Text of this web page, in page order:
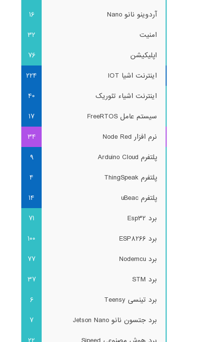
آردوینو نانو Nano
16
امنیت
32
اپلیکیشن
76
اینترنت اشیا IOT
224
اینترنت اشیاء تئوریک
40
سیستم عامل FreeRTOS
17
نرم افزار Node Red
34
پلتفرم Arduino Cloud
9
پلتفرم ThingSpeak
4
پلتفرم uBeac
14
برد Esp32
71
برد ESP8266
100
برد Nodemcu
77
برد STM
37
برد تینسی Teensy
6
برد جتسون نانو Jetson Nano
7